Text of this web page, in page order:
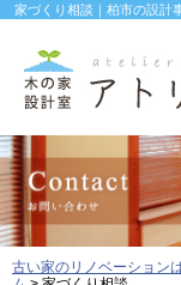
家づくり相談｜柏市の設計
古い家のリノベーション